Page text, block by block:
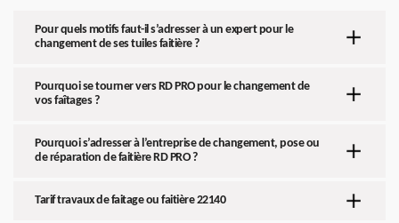
Pour quels motifs faut-il s’adresser à un expert pour le
changement de ses tuiles faitière ?
Pourquoi se tourner vers RD PRO pour le changement de
vos faîtages ?
Pourquoi s’adresser à l’entreprise de changement, pose ou
de réparation de faitière RD PRO ?
Tarif travaux de faitage ou faitière 22140